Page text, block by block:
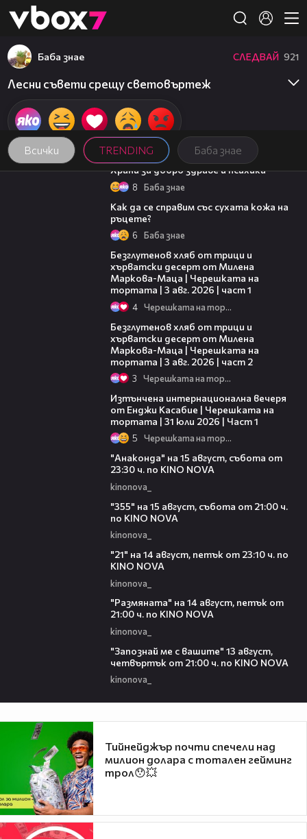
👾
Всички TRENDING Баба знае
Баба знае СЛЕДВАЙ 921
Лесни съвети срещу световъртеж
01:27
Храни за добро здраве и психика
8 Баба знае
Как да се справим със сухата кожа на
ръцете?
6 Баба знае
Безглутенов хляб от трици и
хърватски десерт от Милена
Маркова-Маца | Черешката на
тортата | 3 авг. 2026 | част 1
4 Черешката на тортата
Безглутенов хляб от трици и
хърватски десерт от Милена
Маркова-Маца | Черешката на
тортата | 3 авг. 2026 | част 2
3 Черешката на тортата
Изтънчена интернационална вечеря
от Енджи Касабие | Черешката на
тортата | 31 юли 2026 | Част 1
5 Черешката на тортата
"Анаконда" на 15 август, събота от
23:30 ч. по KINO NOVA
kinonova_
"355" на 15 август, събота от 21:00 ч.
по KINO NOVA
kinonova_
"21" на 14 август, петък от 23:10 ч. по
KINO NOVA
kinonova_
"Размянaта" на 14 август, петък от
21:00 ч. по KINO NOVA
kinonova_
"Запознай ме с вашите" 13 август,
четвъртък от 21:00 ч. по KINO NOVA
kinonova_
Тийнейджър почти спечели над
милион долара с тотален гейминг
трол😯💥